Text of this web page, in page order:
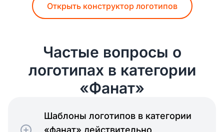
Открыть конструктор логотипов
Частые вопросы о
логотипах в категории
«Фанат»
Шаблоны логотипов в категории
«фанат» действительно